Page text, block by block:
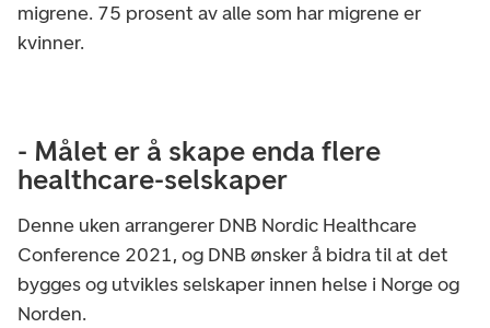
migrene. 75 prosent av alle som har migrene er
kvinner.
- Målet er å skape enda flere
healthcare-selskaper
Denne uken arrangerer DNB Nordic Healthcare
Conference 2021, og DNB ønsker å bidra til at det
bygges og utvikles selskaper innen helse i Norge og
Norden.